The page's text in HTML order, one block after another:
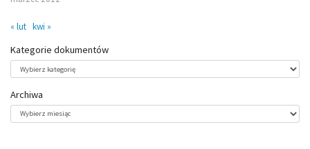
« lut kwi »
Kategorie dokumentów
dokumentów
Archiwa
Archiwa